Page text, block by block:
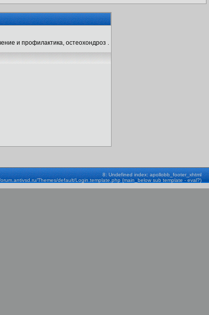
и профилактика, остеохондроз .
8: Undefined index: apollobb_footer_xhtml
Themes/default/Login.template.php (main_below sub template - eval?)